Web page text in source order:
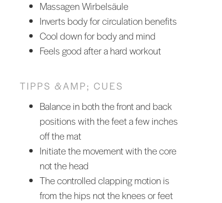
Massagen Wirbelsäule
Inverts body for circulation benefits
Cool down for body and mind
Feels good after a hard workout
TIPPS &AMP; CUES
Balance in both the front and back
positions with the feet a few inches
off the mat
Initiate the movement with the core
not the head
The controlled clapping motion is
from the hips not the knees or feet